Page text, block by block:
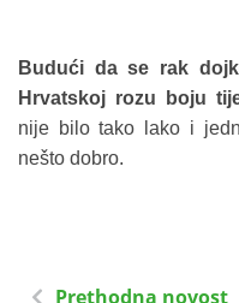
Budući da se rak
Hrvatskoj rozu boju
nije bilo tako lako i
nešto dobro.
Prethodna novost